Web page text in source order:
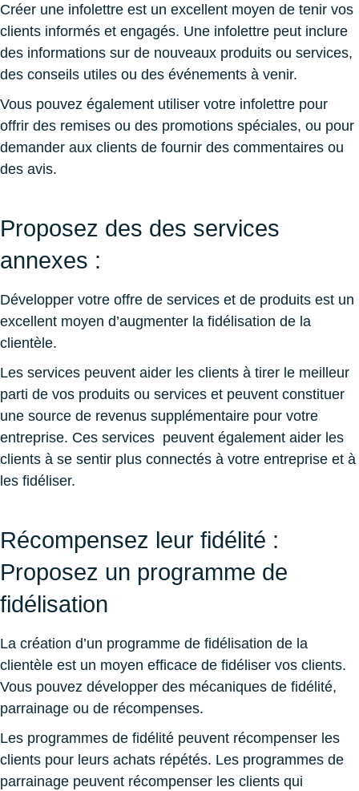
Créer une infolettre est un excellent moyen de tenir vos
clients informés et engagés. Une infolettre peut inclure
des informations sur de nouveaux produits ou services,
des conseils utiles ou des événements à venir.
Vous pouvez également utiliser votre infolettre pour
offrir des remises ou des promotions spéciales, ou pour
demander aux clients de fournir des commentaires ou
des avis.
Proposez des des services
annexes :
Développer votre offre de services et de produits est un
excellent moyen d’augmenter la fidélisation de la
clientèle.
Les services peuvent aider les clients à tirer le meilleur
parti de vos produits ou services et peuvent constituer
une source de revenus supplémentaire pour votre
entreprise. Ces services peuvent également aider les
clients à se sentir plus connectés à votre entreprise et à
les fidéliser.
Récompensez leur fidélité :
Proposez un programme de
fidélisation
La création d’un programme de fidélisation de la
clientèle est un moyen efficace de fidéliser vos clients.
Vous pouvez développer des mécaniques de fidélité,
parrainage ou de récompenses.
Les programmes de fidélité peuvent récompenser les
clients pour leurs achats répétés. Les programmes de
parrainage peuvent récompenser les clients qui